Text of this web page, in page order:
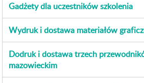
Gadżety dla uczestników szkolenia
Wydruk i dostawa materiałów
Dodruk i dostawa trzech
mazowieckim